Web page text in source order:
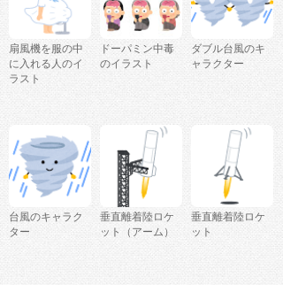
扇風機を服の中
に入れる人のイ
ラスト
ドーパミン中毒
のイラスト
ダブル台風のキ
ャラクター
台風のキャラク
ター
垂直離着陸ロケ
ット（アーム）
垂直離着陸ロケ
ット